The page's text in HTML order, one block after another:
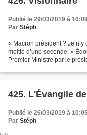
Publié le 29/03/2019 à
Par Stéph
« Macron président ? Je
moitié d’une seconde. »
Premier Ministre par le
425. L'Évangile
Publié le 26/03/2019 à
Par Stéph